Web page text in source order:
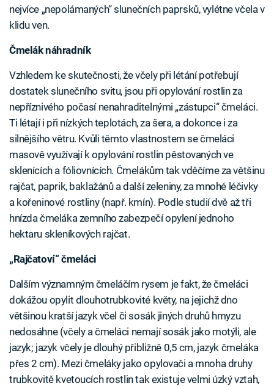
nejvíce „nepolámaných“ slunečních paprsků, vylétne včela v
klidu ven.
Čmelák náhradník
Vzhledem ke skutečnosti, že včely při létání potřebují
dostatek slunečního svitu, jsou při opylování rostlin za
nepříznivého počasí nenahraditelnými „zástupci“ čmeláci.
Ti létají i při nízkých teplotách, za šera, a dokonce i za
silnějšího větru. Kvůli těmto vlastnostem se čmeláci
masově využívají k opylování rostlin pěstovaných ve
sklenících a fóliovnících. Čmelákům tak vděčíme za většinu
rajčat, paprik, baklažánů a další zeleniny, za mnohé léčivky
a kořeninové rostliny (např. kmín). Podle studií dvě až tři
hnízda čmeláka zemního zabezpečí opylení jednoho
hektaru skleníkových rajčat.
„Rajčatoví“ čmeláci
Dalším významným čmeláčím rysem je fakt, že čmeláci
dokážou opylit dlouhotrubkovité květy, na jejichž dno
většinou kratší jazyk včel či sosák jiných druhů hmyzu
nedosáhne (včely a čmeláci nemají sosák jako motýli, ale
jazyk; jazyk včely je dlouhý přibližně 0,5 cm, jazyk čmeláka
přes 2 cm). Mezi čmeláky jako opylovači a mnoha druhy
trubkovitě kvetoucích rostlin tak existuje velmi úzký vztah,